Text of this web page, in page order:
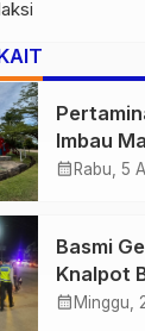
Imbau
Tidak
Bersama
calendar_month Rabu, 5
Basmi
Knalpot
Tanjab
calendar_month Minggu,